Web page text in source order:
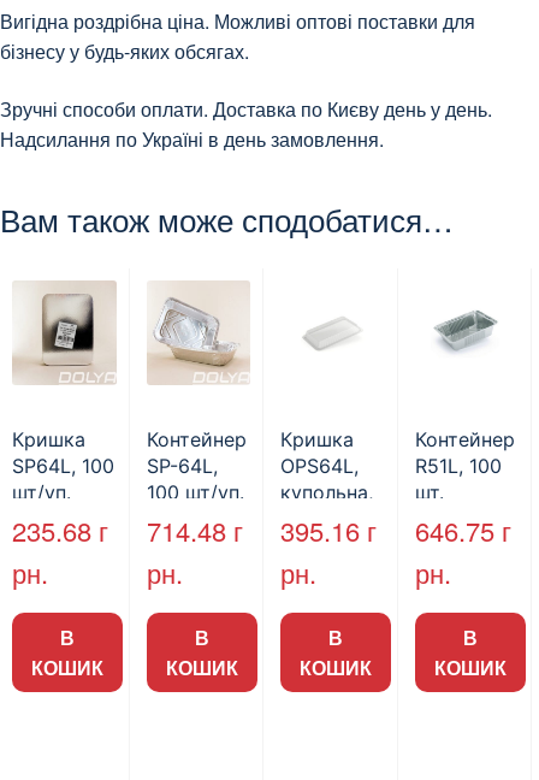
Вигідна роздрібна ціна. Можливі оптові поставки для
бізнесу у будь-яких обсягах.
Зручні способи оплати. Доставка по Києву день у день.
Надсилання по Україні в день замовлення.
Вам також може сподобатися…
Кришка
SP64L, 100
шт/уп.
235.68 г
рн.
В
КОШИК
Контейнер
SP-64L,
100 шт/уп.
714.48 г
рн.
В
КОШИК
Кришка
OPS64L,
купольна,
100 шт.
395.16 г
рн.
В
КОШИК
Контейнер
R51L, 100
шт.
646.75 г
рн.
В
КОШИК